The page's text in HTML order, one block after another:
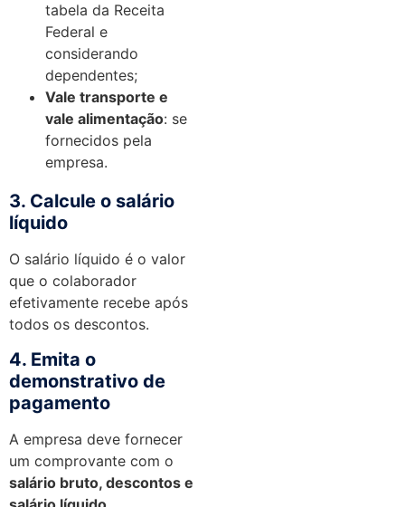
tabela da Receita
Federal e
considerando
dependentes;
Vale transporte e
vale alimentação: se
fornecidos pela
empresa.
3. Calcule o salário
líquido
O salário líquido é o valor
que o colaborador
efetivamente recebe após
todos os descontos.
4. Emita o
demonstrativo de
pagamento
A empresa deve fornecer
um comprovante com o
salário bruto, descontos e